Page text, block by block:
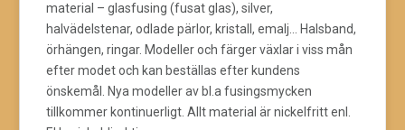
material – glasfusing (fusat glas), silver,
halvädelstenar, odlade pärlor, kristall, emalj… Halsband,
örhängen, ringar. Modeller och färger växlar i viss mån
efter modet och kan beställas efter kundens
önskemål. Nya modeller av bl.a fusingsmycken
tillkommer kontinuerligt. Allt material är nickelfritt enl.